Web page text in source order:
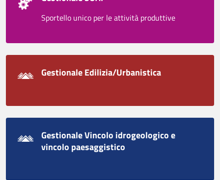
Sportello unico per le attività produttive
Gestionale Edilizia/Urbanistica
Gestionale Vincolo idrogeologico e
vincolo paesaggistico